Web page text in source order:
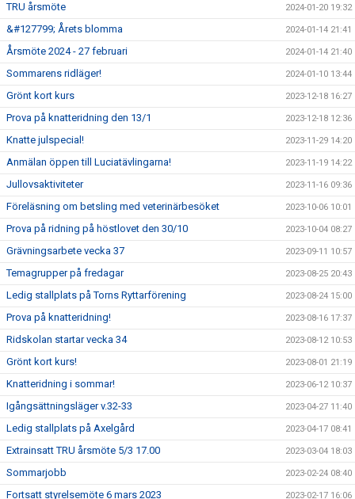
TRU årsmöte 2024-01-20 19:32
&#127799; Årets blomma 2024-01-14 21:41
Årsmöte 2024 - 27 februari 2024-01-14 21:40
Sommarens ridläger! 2024-01-10 13:44
Grönt kort kurs 2023-12-18 16:27
Prova på knatteridning den 13/1 2023-12-18 12:36
Knatte julspecial! 2023-11-29 14:20
Anmälan öppen till Luciatävlingarna! 2023-11-19 14:22
Jullovsaktiviteter 2023-11-16 09:36
Föreläsning om betsling med veterinärbesöket 2023-10-06 10:01
Prova på ridning på höstlovet den 30/10 2023-10-04 08:27
Grävningsarbete vecka 37 2023-09-11 10:57
Temagrupper på fredagar 2023-08-25 20:43
Ledig stallplats på Torns Ryttarförening 2023-08-24 15:00
Prova på knatteridning! 2023-08-16 17:37
Ridskolan startar vecka 34 2023-08-12 10:53
Grönt kort kurs! 2023-08-01 21:19
Knatteridning i sommar! 2023-06-12 10:37
Igångsättningsläger v.32-33 2023-04-27 11:40
Ledig stallplats på Axelgård 2023-04-17 08:41
Extrainsatt TRU årsmöte 5/3 17.00 2023-03-04 18:03
Sommarjobb 2023-02-24 08:40
Fortsatt styrelsemöte 6 mars 2023 2023-02-17 16:06